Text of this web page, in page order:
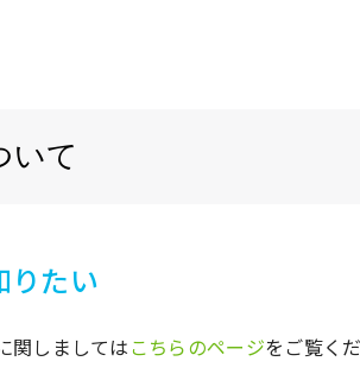
いて
りたい
関しましてはこちらのページをご覧く